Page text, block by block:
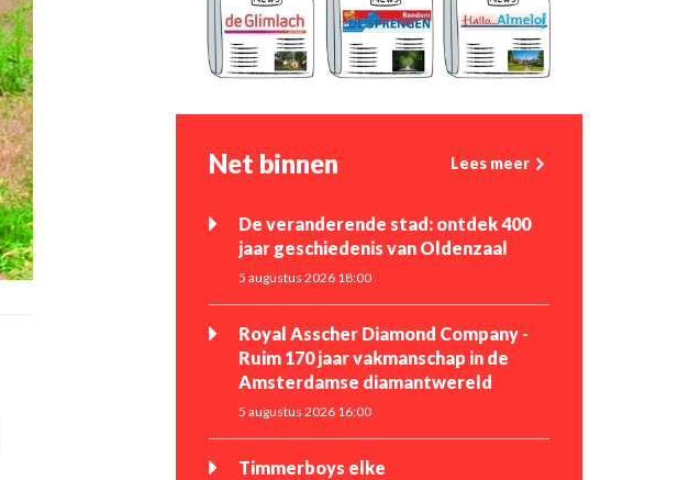
Net binnen Lees meer
De veranderende stad: ontdek 400
jaar geschiedenis van Oldenzaal
5 augustus 2026 18:00
Royal Asscher Diamond Company -
Ruim 170 jaar vakmanschap in de
Amsterdamse diamantwereld
5 augustus 2026 16:00
Timmerboys elke